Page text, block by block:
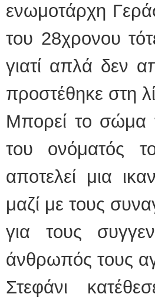
ενωμοτάρχη
του 28χρονου
γιατί απλά δεν
προστέθηκε στη
Μπορεί το σώμα
του ονόματός
αποτελεί μια
μαζί με τους
για τους
άνθρωπός τους
Στεφάνι